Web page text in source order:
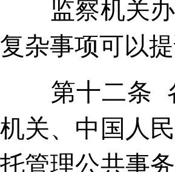
监察机关办
复杂事项可以
第十二条 各
机关、中国人
托管理公共事